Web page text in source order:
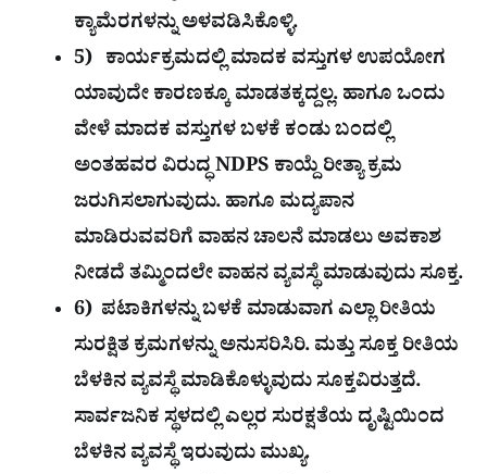
ಕ್ಯಾಮೆರಗಳನ್ನು ಅಳವಡಿಸಿಕೊಳ್ಳಿ.
5) ಕಾರ್ಯಕ್ರಮದಲ್ಲಿ ಮಾದಕ ವಸ್ತುಗಳ ಉಪಯೋಗ
ಯಾವುದೇ ಕಾರಣಕ್ಕೂ ಮಾಡತಕ್ಕದ್ದಲ್ಲ. ಹಾಗೂ ಒಂದು
ವೇಳೆ ಮಾದಕ ವಸ್ತುಗಳ ಬಳಕೆ ಕಂಡು ಬಂದಲ್ಲಿ
ಅಂತಹವರ ವಿರುದ್ಧ NDPS ಕಾಯ್ದೆ ರೀತ್ಯಾ ಕ್ರಮ
ಜರುಗಿಸಲಾಗುವುದು. ಹಾಗೂ ಮದ್ಯಪಾನ
ಮಾಡಿರುವವರಿಗೆ ವಾಹನ ಚಾಲನೆ ಮಾಡಲು ಅವಕಾಶ
ನೀಡದೆ ತಮ್ಮಿಂದಲೇ ವಾಹನ ವ್ಯವಸ್ಥೆ ಮಾಡುವುದು ಸೂಕ್ತ.
6) ಪಟಾಕಿಗಳನ್ನು ಬಳಕೆ ಮಾಡುವಾಗ ಎಲ್ಲಾ ರೀತಿಯ
ಸುರಕ್ಷಿತ ಕ್ರಮಗಳನ್ನು ಅನುಸರಿಸಿರಿ. ಮತ್ತು ಸೂಕ್ತ ರೀತಿಯ
ಬೆಳಕಿನ ವ್ಯವಸ್ಥೆ ಮಾಡಿಕೊಳ್ಳುವುದು ಸೂಕ್ತವಿರುತ್ತದೆ.
ಸಾರ್ವಜನಿಕ ಸ್ಥಳದಲ್ಲಿ ಎಲ್ಲರ ಸುರಕ್ಷತೆಯ ದೃಷ್ಟಿಯಿಂದ
ಬೆಳಕಿನ ವ್ಯವಸ್ಥೆ ಇರುವುದು ಮುಖ್ಯ.